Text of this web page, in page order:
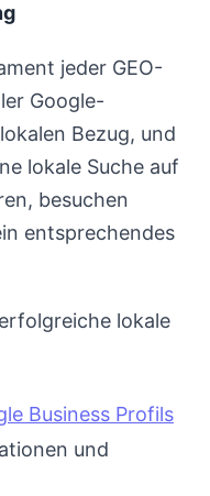
jeder GEO-
Google-
Bezug, und
lokale Suche auf
besuchen
entsprechendes
lokale
Business Profils
und